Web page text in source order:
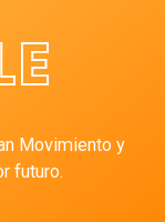
Movimiento y
futuro.